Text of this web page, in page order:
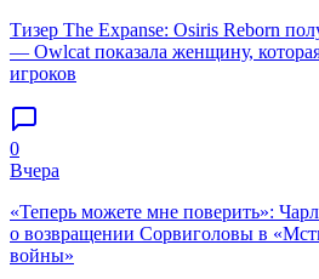
Тизер The Expanse: Osiris Reborn
— Owlcat показала женщину, которая
игроков
0
Вчера
«Теперь можете мне поверить»:
о возвращении Сорвиголовы в
войны»